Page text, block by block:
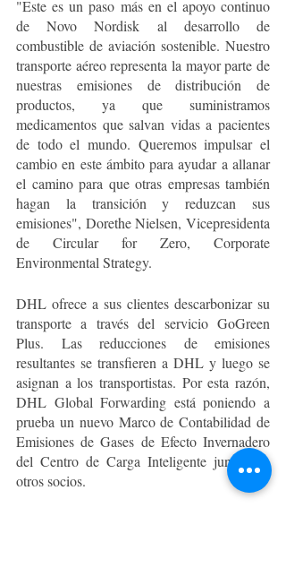
"Este es un paso más en el apoyo continuo
de Novo Nordisk al desarrollo de
combustible de aviación sostenible. Nuestro
transporte aéreo representa la mayor parte de
nuestras emisiones de distribución de
productos, ya que suministramos
medicamentos que salvan vidas a pacientes
de todo el mundo. Queremos impulsar el
cambio en este ámbito para ayudar a allanar
el camino para que otras empresas también
hagan la transición y reduzcan sus
emisiones", Dorethe Nielsen, Vicepresidenta
de Circular for Zero, Corporate
Environmental Strategy.
DHL ofrece a sus clientes descarbonizar su
transporte a través del servicio GoGreen
Plus. Las reducciones de emisiones
resultantes se transfieren a DHL y luego se
asignan a los transportistas. Por esta razón,
DHL Global Forwarding está poniendo a
prueba un nuevo Marco de Contabilidad de
Emisiones de Gases de Efecto Invernadero
del Centro de Carga Inteligente junto con
otros socios.